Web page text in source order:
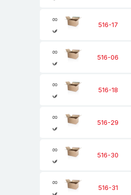
516-17
516-06
516-18
516-29
516-30
516-31